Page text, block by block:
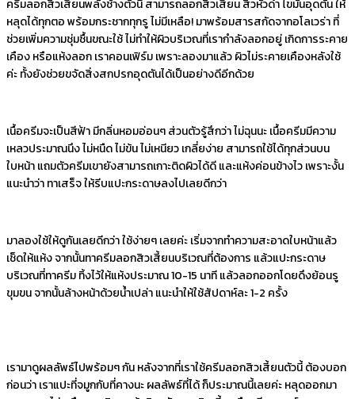
ครีมลอกสิวเสี้ยนพลังช้างตัวนี้ สามารถลอกสิวเสี้ยน สิวหัวดำ ไขมันอุดตัน ให้
หลุดได้ทุกตอ พร้อมกระชากทุกรู ไม่มีเหลือ! มาพร้อมสารสกัดจากอโลเวร่า ที่
ช่วยเพิ่มความชุ่มชื้นขณะใช้ ไม่ทำให้ผิวบริเวณที่เรากำลังลอกอยู่ เกิดการระคาย
เคือง หรือแห้งลอก เราคอนเฟิร์ม เพราะลองมาแล้ว ผิวไม่ระคายเคืองหลังใช้
ค่ะ ทั้งยังช่วยขจัดสิ่งสกปรกอุดตันได้เป็นอย่างดีอีกด้วย
เนื้อครีมจะเป็นสีฟ้า มีกลิ่นหอมอ่อนๆ ส่วนตัวรู้สึกว่า ไม่ฉุนนะ เนื้อครีมมีความ
เหลวประมาณนึง ไม่หนืด ไม่ข้น ไม่เหนียว เกลี่ยง่าย สามารถใช้ได้ทุกส่วนบน
ใบหน้า แถมตัวครีมเขายังสามารถเกาะติดผิวได้ดี และแห้งค่อนข้างไว เพราะงั้น
แนะนำว่า ทาเสร็จ ให้รีบแปะกระดาษลงไปเลยดีกว่า
มาลองใช้ให้ดูกันเลยดีกว่า ใช้ง่ายๆ เลยค่ะ เริ่มจากทำความสะอาดใบหน้าแล้ว
เช็ดให้แห้ง จากนั้นทาครีมลอกสิวเสี้ยนบริเวณที่ต้องการ แล้วแปะกระดาษ
บริเวณที่ทาครีม ทิ้งไว้ให้แห้งประมาณ 10-15 นาที แล้วลอกออกโดยดึงย้อนรู
ขุมขน จากนั้นล้างหน้าด้วยน้ำเปล่า แนะนำให้ใช้สัปดาห์ละ 1-2 ครั้ง
เรามาดูผลลัพธ์ไปพร้อมๆ กัน หลังจากที่เราใช้ครีมลอกสิวเสี้ยนตัวนี้ ต้องบอก
ก่อนว่า เราแปะที่จมูกกับที่คางนะ ผลลัพธ์ที่ได้ ก็ประมาณนี้เลยค่ะ หลุดออกมา